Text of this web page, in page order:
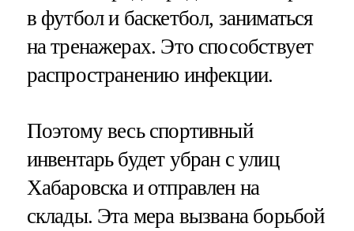
в футбол и баскетбол, заниматься
на тренажерах. Это способствует
распространению инфекции.
Поэтому весь спортивный
инвентарь будет убран с улиц
Хабаровска и отправлен на
склады. Эта мера вызвана борьбой